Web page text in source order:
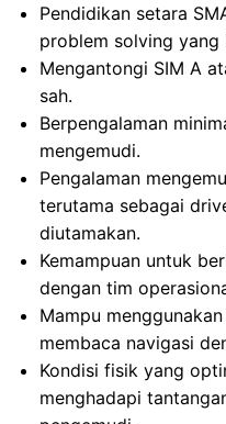
Pendidikan setara
problem solving yang
Mengantongi SIM A
sah.
Berpengalaman
mengemudi.
Pengalaman
terutama sebagai
diutamakan.
Kemampuan untuk
dengan tim
Mampu
membaca navigasi
Kondisi fisik yang
menghadapi